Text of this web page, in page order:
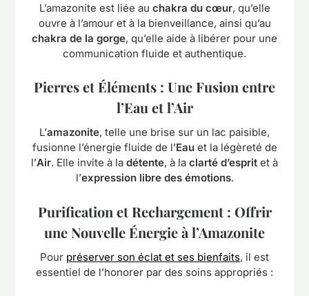
L’amazonite est liée au chakra du cœur, qu’elle
ouvre à l’amour et à la bienveillance, ainsi qu’au
chakra de la gorge, qu’elle aide à libérer pour une
communication fluide et authentique.
Pierres et Éléments : Une Fusion entre
l’Eau et l’Air
L’amazonite, telle une brise sur un lac paisible,
fusionne l’énergie fluide de l’Eauet la légèreté de
l’Air. Elle invite à la détente, à la clarté d’esprit et à
l’expression libre des émotions.
Purification et Rechargement : Offrir
une Nouvelle Énergie à l’Amazonite
Pour préserver son éclat et ses bienfaits, il est
essentiel de l’honorer par des soins appropriés :